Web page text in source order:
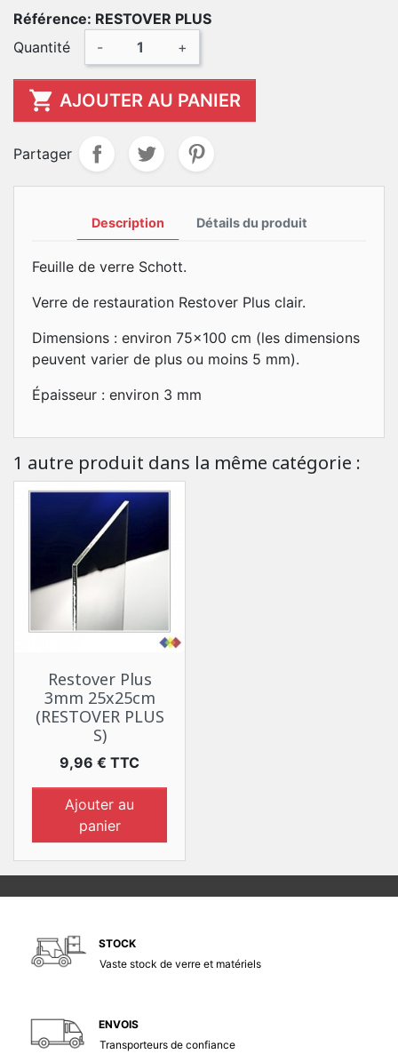
Référence: RESTOVER PLUS
Quantité
- +
 AJOUTER AU PANIER
Partager
Description Détails du produit
Feuille de verre Schott.
Verre de restauration Restover Plus clair.
Dimensions : environ 75x100 cm (les dimensions
peuvent varier de plus ou moins 5 mm).
Épaisseur : environ 3 mm
1 autre produit dans la même catégorie :
Restover Plus
3mm 25x25cm
(RESTOVER PLUS
S)
Prix
9,96 € TTC
Ajouter au
panier
STOCK
Vaste stock de verre et matériels
ENVOIS
Transporteurs de confiance